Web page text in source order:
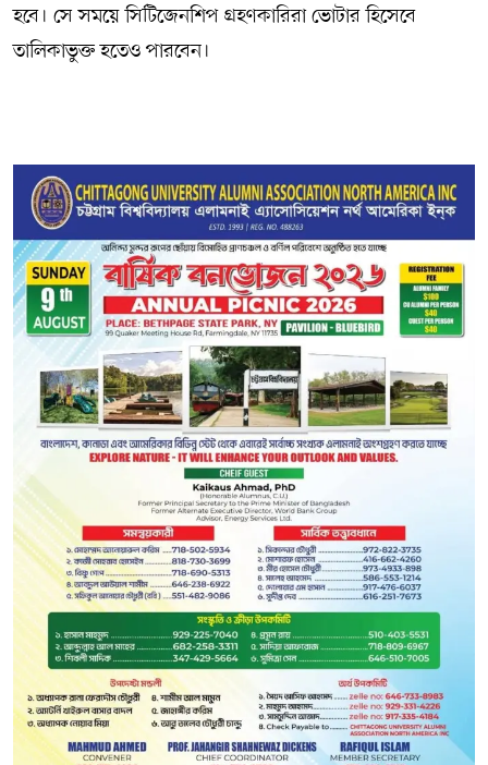
হবে। সে সময়ে সিটিজেনশিপ গ্রহণকারিরা ভোটার হিসেবে
তালিকাভুক্ত হতেও পারবেন।